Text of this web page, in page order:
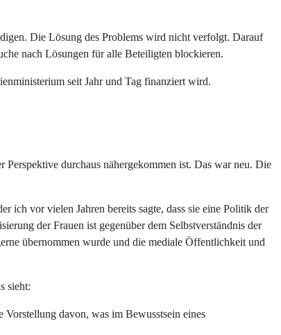
Die Lösung des Problems wird nicht verfolgt. Darauf
nach Lösungen für alle Beteiligten blockieren.
seit Jahr und Tag finanziert wird.
durchaus nähergekommen ist. Das war neu. Die
ich vor vielen Jahren bereits sagte, dass sie eine Politik der
der Frauen ist gegenüber dem Selbstverständnis der
übernommen wurde und die mediale Öffentlichkeit und
sieht:
davon, was im Bewusstsein eines